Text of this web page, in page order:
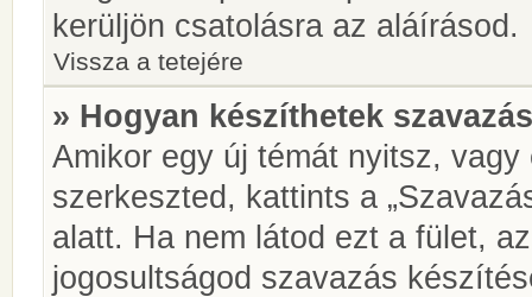
kerüljön csatolásra az aláírásod.
Vissza a tetejére
» Hogyan készíthetek
Amikor egy új témát nyitsz,
szerkeszted, kattints a
alatt. Ha nem látod ezt a fület,
jogosultságod szavazás